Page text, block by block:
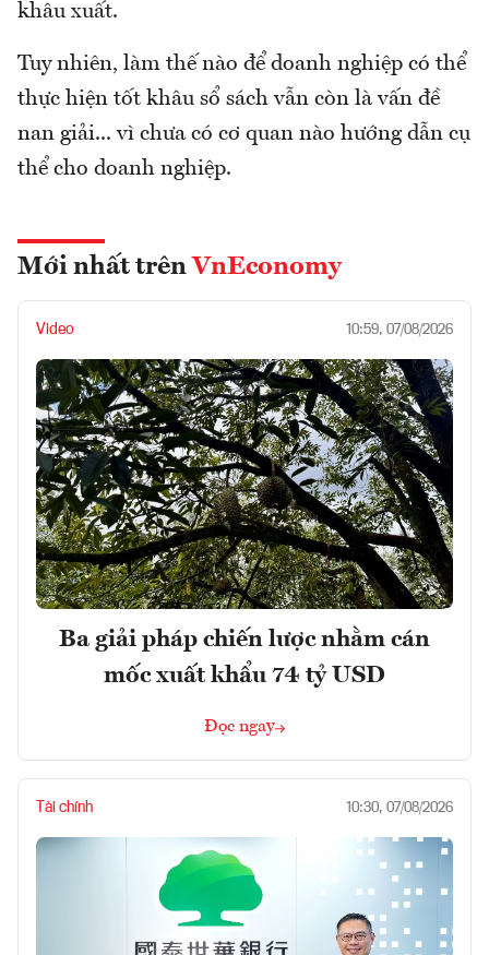
khâu xuất.
Tuy nhiên, làm thế nào để doanh nghiệp có thể
thực hiện tốt khâu sổ sách vẫn còn là vấn đề
nan giải... vì chưa có cơ quan nào hướng dẫn cụ
thể cho doanh nghiệp.
Mới nhất trên VnEconomy
Video 10:59, 07/08/2026
Ba giải pháp chiến lược nhằm cán
mốc xuất khẩu 74 tỷ USD
Đọc ngay
Tài chính 10:30, 07/08/2026